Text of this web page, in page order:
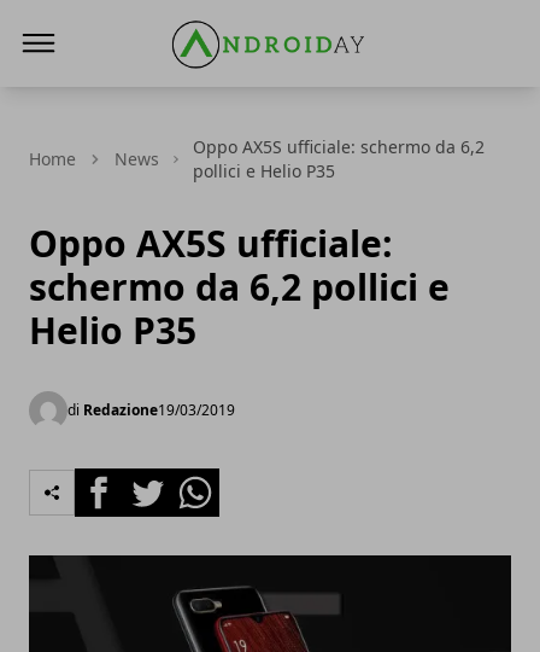
Home News
Oppo AX5S ufficiale: schermo da 6,2
pollici e Helio P35
Oppo AX5S ufficiale:
schermo da 6,2 pollici e
Helio P35
di Redazione19/03/2019
FacebookTwitterWhatsapp